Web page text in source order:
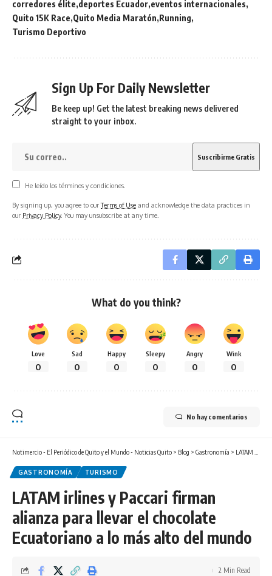
corredores élite deportes Ecuador eventos internacionales
Quito 15K Race Quito Media Maratón Running
Turismo Deportivo
Sign Up For Daily Newsletter
Be keep up! Get the latest breaking news delivered
straight to your inbox.
He leído los términos y condiciones.
By signing up, you agree to ourTerms of Use and acknowledge the data practices in
our Privacy Policy. You may unsubscribe at any time.
What do you think?
Love
0
Sad
0
Happy
0
Sleepy
0
Angry
0
Wink
0
No hay comentarios
Notimercio - El Periódico de Quito y el Mundo - Noticias Quito > Blog > Gastronomía > LATAM irlines y Paccari firman alianza para llevar el chocolate Ecuatoriano a lo más alto del mundo
GASTRONOMÍA TURISMO
LATAM irlines y Paccari firman
alianza para llevar el chocolate
Ecuatoriano a lo más alto del mundo
2 Min Read